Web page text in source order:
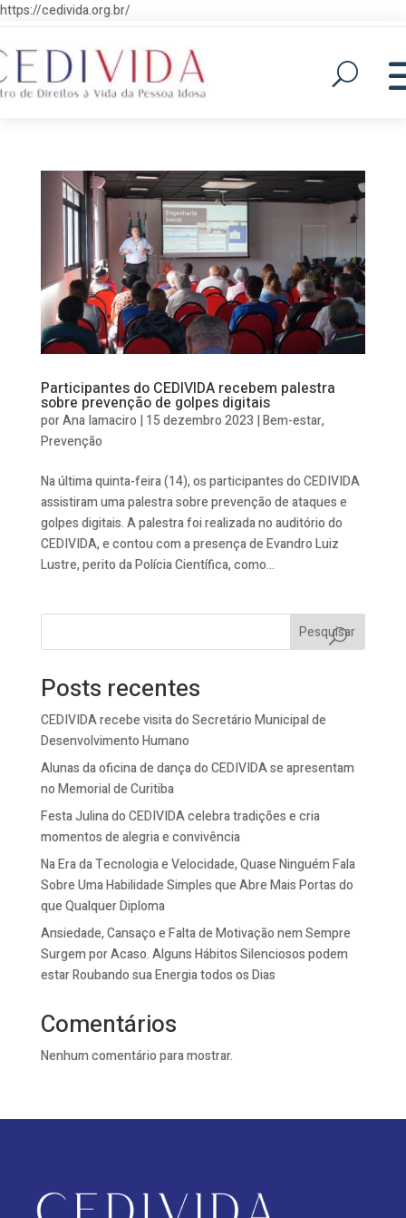
https://cedivida.org.br/
Participantes do CEDIVIDA recebem palestra
sobre prevenção de golpes digitais
porAna Iamaciro |15 dezembro 2023 |Bem-estar,
Prevenção
Na última quinta-feira (14), os participantes do CEDIVIDA
assistiram uma palestra sobre prevenção de ataques e
golpes digitais. A palestra foi realizada no auditório do
CEDIVIDA, e contou com a presença de Evandro Luiz
Lustre, perito da Polícia Científica, como...
Pesquisar
Posts recentes
CEDIVIDA recebe visita do Secretário Municipal de
Desenvolvimento Humano
Alunas da oficina de dança do CEDIVIDA se apresentam
no Memorial de Curitiba
Festa Julina do CEDIVIDA celebra tradições e cria
momentos de alegria e convivência
Na Era da Tecnologia e Velocidade, Quase Ninguém Fala
Sobre Uma Habilidade Simples que Abre Mais Portas do
que Qualquer Diploma
Ansiedade, Cansaço e Falta de Motivação nem Sempre
Surgem por Acaso. Alguns Hábitos Silenciosos podem
estar Roubando sua Energia todos os Dias
Comentários
Nenhum comentário para mostrar.